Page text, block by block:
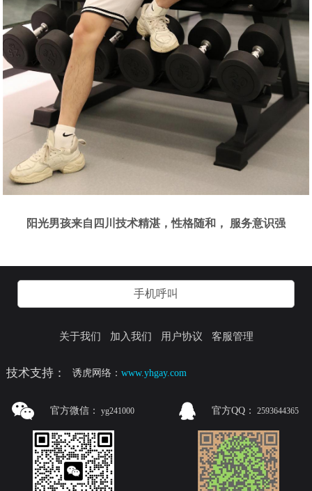
阳光男孩来自四川技术精湛，性格随和， 服务意识强
手机呼叫
关于我们 加入我们 用户协议 客服管理
技术支持： 诱虎网络：www.yhgay.com
官方微信： yg241000 官方QQ： 2593644365